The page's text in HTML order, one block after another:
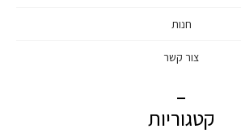
חנות
צור קשר
קטגוריות